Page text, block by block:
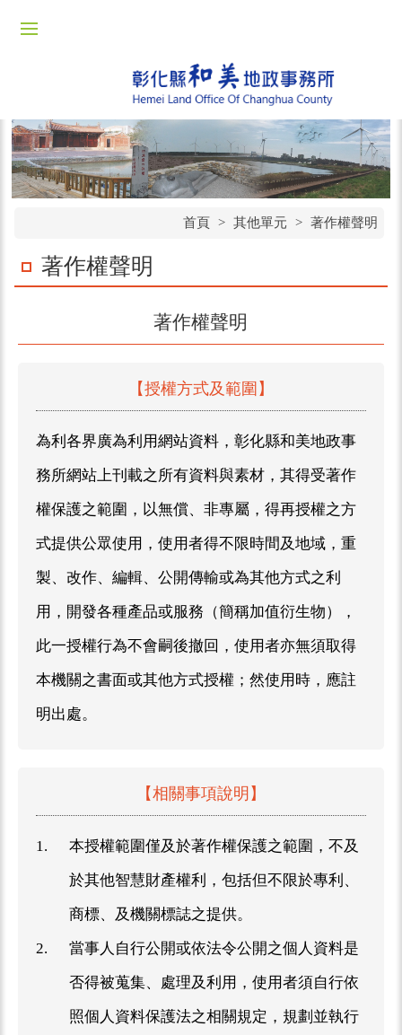
首頁 > 其他單元 > 著作權聲明
著作權聲明
著作權聲明
【授權方式及範圍】
為利各界廣為利用網站資料，彰化縣和美地政事
務所網站上刊載之所有資料與素材，其得受著作
權保護之範圍，以無償、非專屬，得再授權之方
式提供公眾使用，使用者得不限時間及地域，重
製、改作、編輯、公開傳輸或為其他方式之利
用，開發各種產品或服務（簡稱加值衍生物），
此一授權行為不會嗣後撤回，使用者亦無須取得
本機關之書面或其他方式授權；然使用時，應註
明出處。
【相關事項說明】
1.
本授權範圍僅及於著作權保護之範圍，不及
於其他智慧財產權利，包括但不限於專利、
商標、及機關標誌之提供。
2.
當事人自行公開或依法令公開之個人資料是
否得被蒐集、處理及利用，使用者須自行依
照個人資料保護法之相關規定，規劃並執行